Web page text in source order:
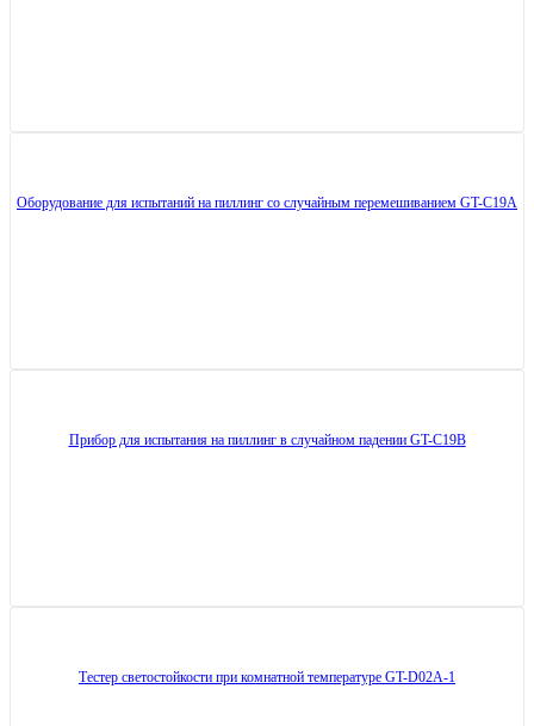
Оборудование для испытаний на пиллинг со случайным перемешиванием GT-C19A
Прибор для испытания на пиллинг в случайном падении GT-C19B
Тестер светостойкости при комнатной температуре GT-D02A-1